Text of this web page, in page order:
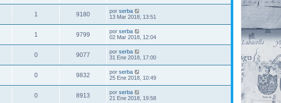
1 9180 por serba
13 Mar 2018, 13:51
1 9799 por serba
02 Mar 2018, 12:04
0 9077 por serba
31 Ene 2018, 17:00
0 9832 por serba
25 Ene 2018, 10:49
0 8913 por serba
21 Ene 2018, 19:58